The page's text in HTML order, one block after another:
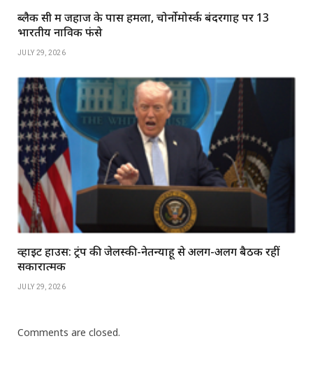
ब्लैक सी में जहाज के पास हमला, चोर्नोमोर्स्क बंदरगाह पर 13
भारतीय नाविक फंसे
JULY 29, 2026
व्हाइट हाउस: ट्रंप की जेलेंस्की-नेतन्याहू से अलग-अलग बैठकें रहीं
सकारात्मक
JULY 29, 2026
Comments are closed.